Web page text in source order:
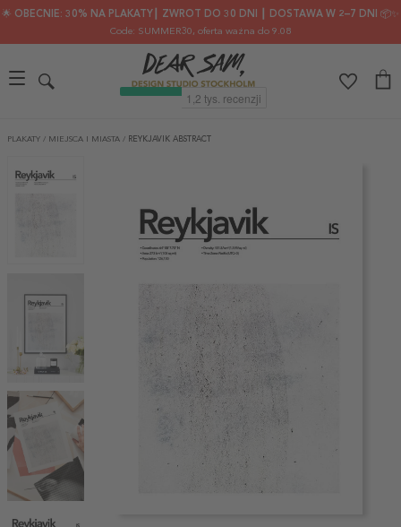
🌟 OBECNIE: 30% NA PLAKATY┃ ZWROT DO 30 DNI ┃ DOSTAWA W 2–7 DNI 📦✨
Code: SUMMER30, oferta ważna do 9.08
PLAKATY / MIEJSCA I MIASTA / REYKJAVIK ABSTRACT